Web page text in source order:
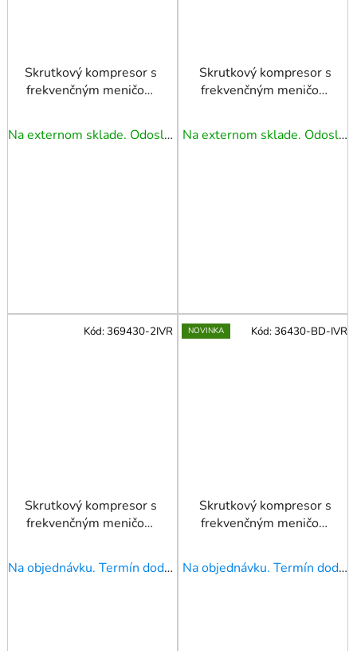
Skrutkový kompresor s
frekvenčným meničom
bar 25 HP/18.5 kW
850-2800 l/min
Na externom sklade. Odoslanie 3 - 5 prac. dní.
Skrutkový kompresor s
frekvenčným meničom
bar 30 HP/22 kW
1070-3520 l/min
Na externom sklade. Odoslanie 3 - 5 prac. dní.
Skrutkový kompresor s
frekvenčným meničom
IVR 10 bar 22 kW 4200
l/min
Na objednávku. Termín dodania upresníme!
Kód:369430-2IVR NOVINKA
Skrutkový kompresor s
frekvenčným meničom
30 HP/22 kW 766-
4167 l/min
Na objednávku. Termín dodania upresníme!
Kód:36430-BD-IVR